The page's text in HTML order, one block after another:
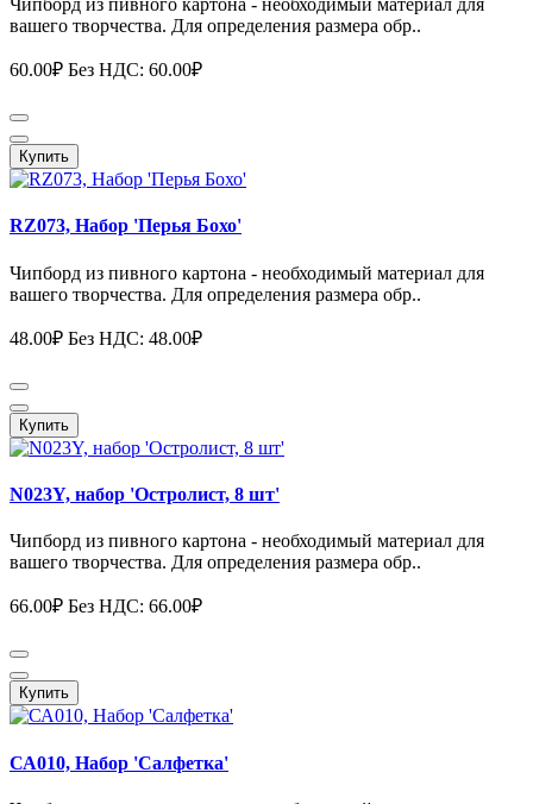
Чипборд из пивного картона - необходимый материал для
вашего творчества. Для определения размера обр..
60.00₽ Без НДС: 60.00₽
Купить
RZ073, Набор 'Перья Бохо'
Чипборд из пивного картона - необходимый материал для
вашего творчества. Для определения размера обр..
48.00₽ Без НДС: 48.00₽
Купить
N023Y, набор 'Остролист, 8 шт'
Чипборд из пивного картона - необходимый материал для
вашего творчества. Для определения размера обр..
66.00₽ Без НДС: 66.00₽
Купить
СА010, Набор 'Салфетка'